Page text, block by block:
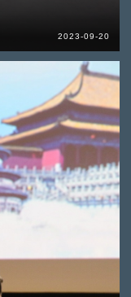
2023-09-20